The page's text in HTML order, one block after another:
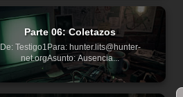
Parte 06: Coletazos
De: Testigo1Para: hunter.lits@hunter-
net.orgAsunto: Ausencia...